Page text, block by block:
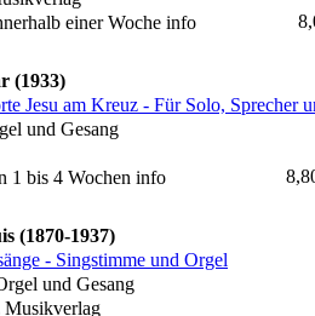
einer Woche info
(1933)
Jesu am Kreuz - Für Solo, Sprecher
und Gesang
1 bis 4 Wochen info
(1870-1937)
- Singstimme und Orgel
und Gesang
Musikverlag